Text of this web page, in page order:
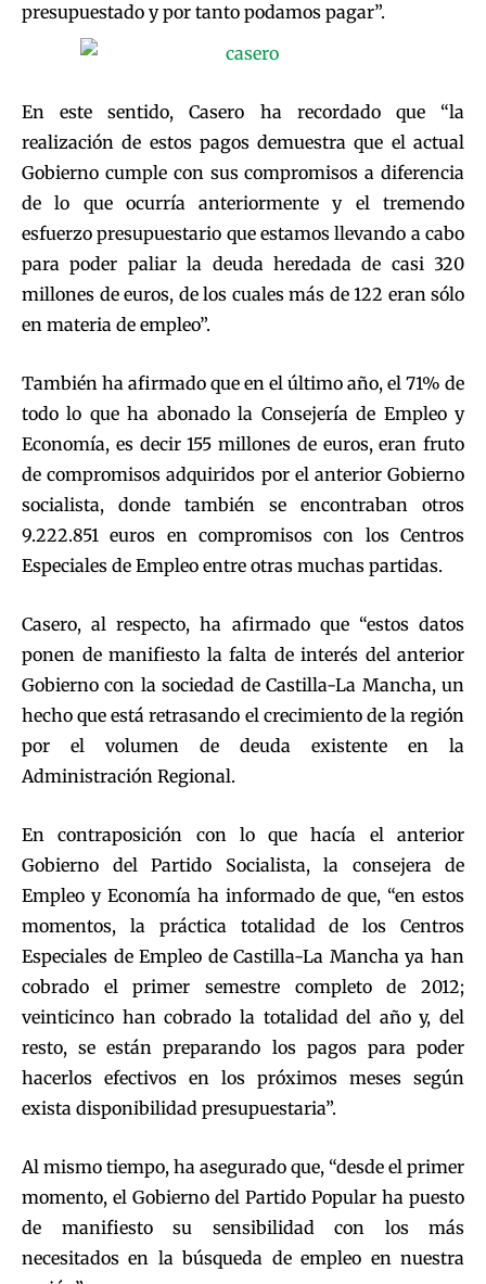
presupuestado y por tanto podamos pagar”.
En este sentido, Casero ha recordado que “la
realización de estos pagos demuestra que el actual
Gobierno cumple con sus compromisos a diferencia
de lo que ocurría anteriormente y el tremendo
esfuerzo presupuestario que estamos llevando a cabo
para poder paliar la deuda heredada de casi 320
millones de euros, de los cuales más de 122 eran sólo
en materia de empleo”.
También ha afirmado que en el último año, el 71% de
todo lo que ha abonado la Consejería de Empleo y
Economía, es decir 155 millones de euros, eran fruto
de compromisos adquiridos por el anterior Gobierno
socialista, donde también se encontraban otros
9.222.851 euros en compromisos con los Centros
Especiales de Empleo entre otras muchas partidas.
Casero, al respecto, ha afirmado que “estos datos
ponen de manifiesto la falta de interés del anterior
Gobierno con la sociedad de Castilla-La Mancha, un
hecho que está retrasando el crecimiento de la región
por el volumen de deuda existente en la
Administración Regional.
En contraposición con lo que hacía el anterior
Gobierno del Partido Socialista, la consejera de
Empleo y Economía ha informado de que, “en estos
momentos, la práctica totalidad de los Centros
Especiales de Empleo de Castilla-La Mancha ya han
cobrado el primer semestre completo de 2012;
veinticinco han cobrado la totalidad del año y, del
resto, se están preparando los pagos para poder
hacerlos efectivos en los próximos meses según
exista disponibilidad presupuestaria”.
Al mismo tiempo, ha asegurado que, “desde el primer
momento, el Gobierno del Partido Popular ha puesto
de manifiesto su sensibilidad con los más
necesitados en la búsqueda de empleo en nuestra